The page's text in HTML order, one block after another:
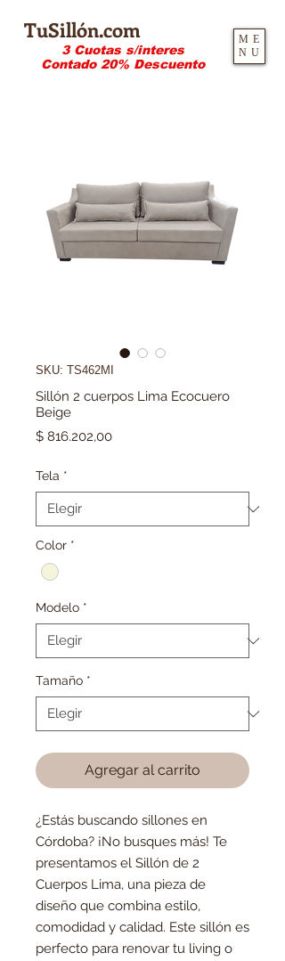
TuSillón.com
3 Cuotas s/interes
Contado 20% Descuento
ME
NU
SKU: TS462MI
Sillón 2 cuerpos Lima Ecocuero
Beige
$ 816.202,00Precio
Tela *
Color *
Modelo *
Tamaño *
Agregar al carrito
¿Estás buscando sillones en
Córdoba? ¡No busques más! Te
presentamos el Sillón de 2
Cuerpos Lima, una pieza de
diseño que combina estilo,
comodidad y calidad. Este sillón es
perfecto para renovar tu living o